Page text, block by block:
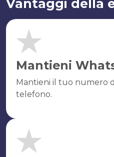
Vantaggi della
Mantieni
Mantieni il tuo numero
telefono.